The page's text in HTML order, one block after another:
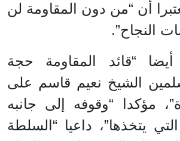
أن “من دون المقاومة لن
النجاح”.
أيضا “قائد المقاومة حجة
الشيخ نعيم قاسم على
مؤكدا “وقوفه إلى جانبه
يتخذها”، داعيا “السلطة